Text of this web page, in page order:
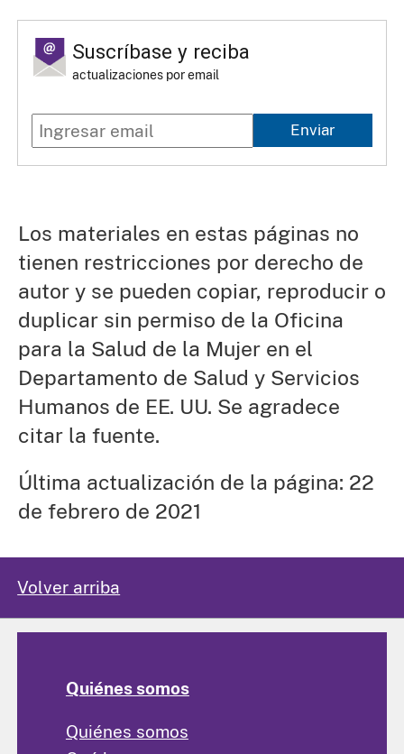
Suscríbase y reciba
actualizaciones por email
Enviar
Los materiales en estas páginas no
tienen restricciones por derecho de
autor y se pueden copiar, reproducir o
duplicar sin permiso de la Oficina
para la Salud de la Mujer en el
Departamento de Salud y Servicios
Humanos de EE. UU. Se agradece
citar la fuente.
Última actualización de la página: 22
de febrero de 2021
Volver arriba
Quiénes somos
Quiénes somos